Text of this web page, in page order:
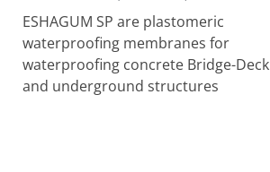
ESHAGUM SP are plastomeric
waterproofing membranes for
waterproofing concrete Bridge-Deck
and underground structures